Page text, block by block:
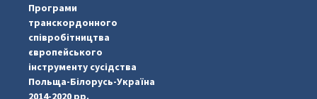
Програми
транскордонного
співробітництва
європейського
інструменту сусідства
Польща-Білорусь-Україна
2014-2020 рр.